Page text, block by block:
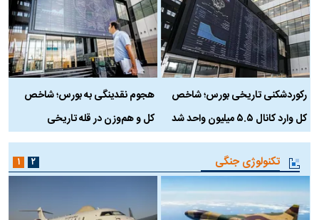
رکوردشکنی تاریخی بورس؛ شاخص
کل وارد کانال ۵.۵ میلیون واحد شد
هجوم نقدینگی به بورس؛ شاخص
کل و هم‌وزن در قله تاریخی
تکنولوژی جنگی ۱ ۲